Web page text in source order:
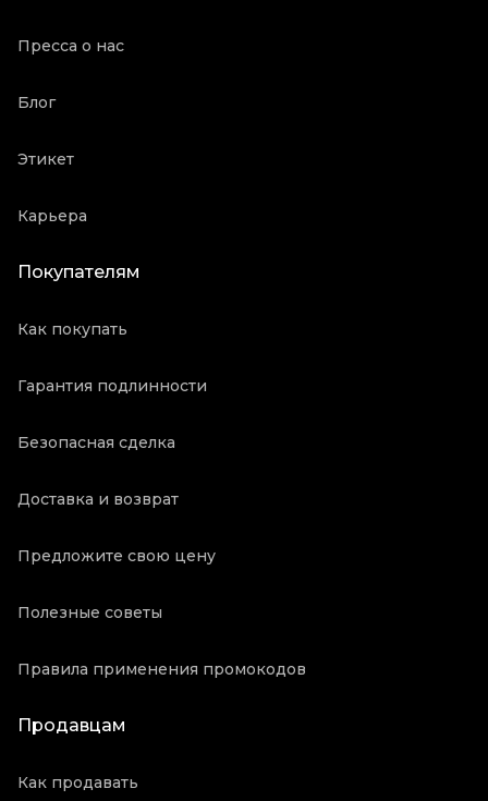
Пресса о нас
Блог
Этикет
Карьера
Покупателям
Как покупать
Гарантия подлинности
Безопасная сделка
Доставка и возврат
Предложите свою цену
Полезные советы
Правила применения промокодов
Продавцам
Как продавать